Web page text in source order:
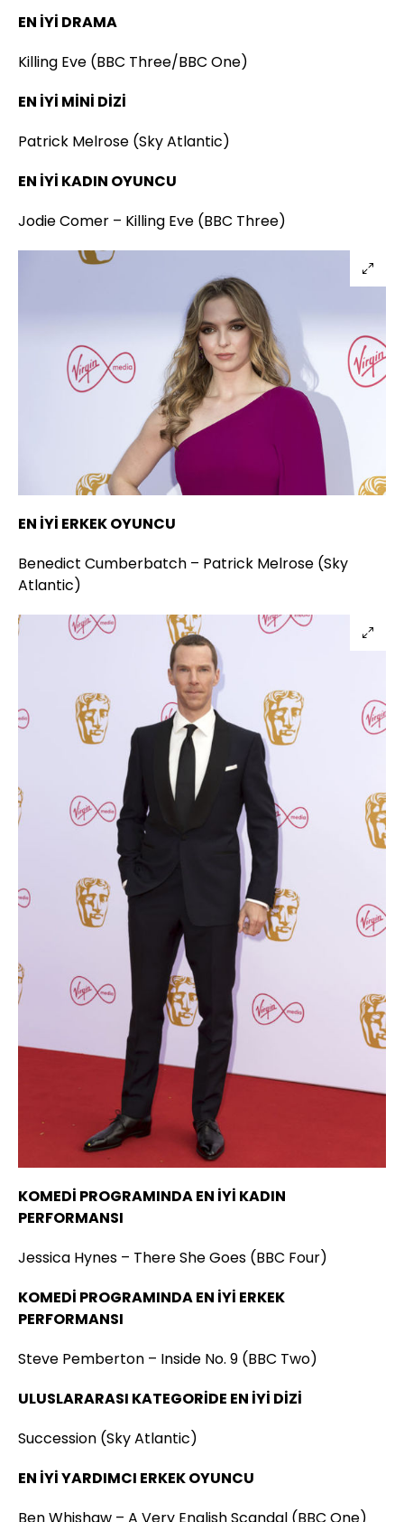
EN İYİ DRAMA
Killing Eve (BBC Three/BBC One)
EN İYİ MİNİ DİZİ
Patrick Melrose (Sky Atlantic)
EN İYİ KADIN OYUNCU
Jodie Comer – Killing Eve (BBC Three)
EN İYİ ERKEK OYUNCU
Benedict Cumberbatch – Patrick Melrose (Sky
Atlantic)
KOMEDİ PROGRAMINDA EN İYİ KADIN
PERFORMANSI
Jessica Hynes – There She Goes (BBC Four)
KOMEDİ PROGRAMINDA EN İYİ ERKEK
PERFORMANSI
Steve Pemberton – Inside No. 9 (BBC Two)
ULUSLARARASI KATEGORİDE EN İYİ DİZİ
Succession (Sky Atlantic)
EN İYİ YARDIMCI ERKEK OYUNCU